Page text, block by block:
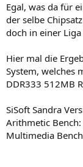
Egal, was da für
der selbe
doch in einer
Hier mal die
System, welches
DDR333 512MB
SiSoft Sandra
Arithmetic
Multimedia